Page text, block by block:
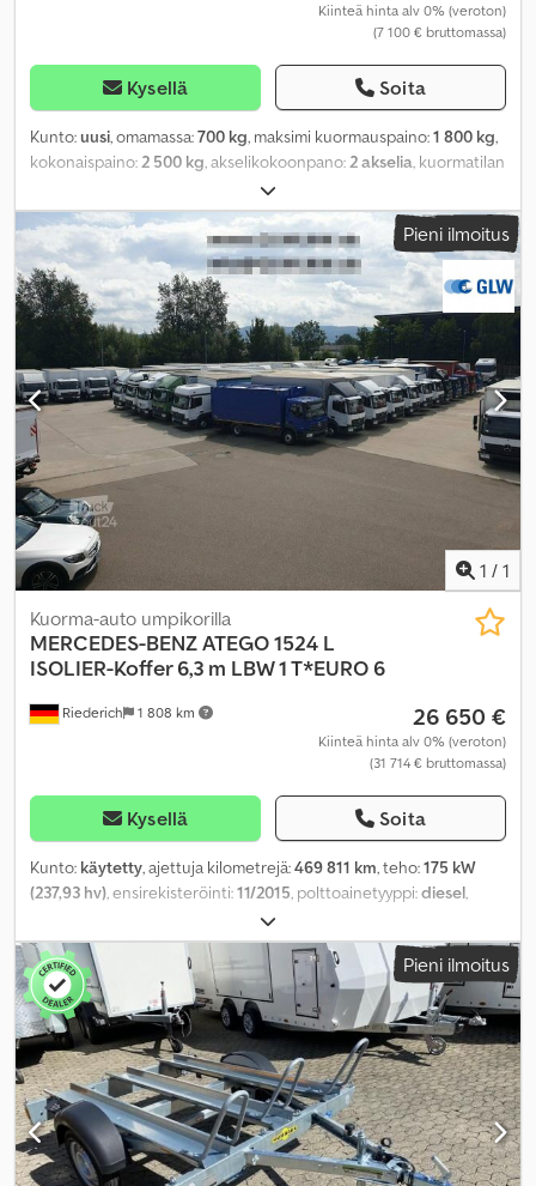
Kiinteä hinta alv 0% (veroton)
(7 100 € bruttomassa)
Kysellä Soita
Kunto:uusi, omamassa:700 kg, maksimi kuormauspaino:1 800 kg,
kokonaispaino: 2 500 kg , akselikokoonpano: 2 akselia , kuormatilan
, lastitilan leveys:1 850 mm
2 000 mm, kuormatilan tilavuus:15,6 m³, väri:muu,
rakennuskorkeus:2 800 mm, työleveys:1 913 mm Pieni ilmoitus
1 / 1
Riederich 1 808 km
Kuorma-auto umpikorilla
MERCEDES-BENZATEGO 1524 L
ISOLIER-Koffer 6,3 m LBW 1 T*EURO 6
26 650 €
Kiinteä hinta alv 0% (veroton)
(31 714 € bruttomassa)
Kysellä Soita
Kunto: käytetty, ajettuja kilometrejä:469 811 km, teho:175 kW
(237,93 hv), ensirekisteröinti:11/2015, polttoainetyyppi:diesel,
, akselikokoonpano:
sininen, vaihteistotyyppi:automaattinen, päästöluokka:Euro 6,
kuormatilan tilavuus:
34 m³ , kuormatilan pituus: 6 350 mm
lastitilan leveys:
2 493 mm, kuormatilan korkeus:2 150 mm,
Valmistusvuosi:2015, Varusteet: ABS, elektroninen
ajonvakautusjärjestelmä (ESP), ilmastointi, noesuodatin,
pysäköintilämmitin, takalaitanostin,
Pieni ilmoitus